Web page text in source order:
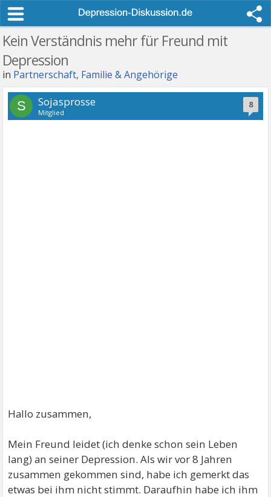
Kein Verständnis mehr für Freund mit
Depression
in Partnerschaft, Familie & Angehörige
8
S Sojasprosse
Mitglied
Hallo zusammen,
Mein Freund leidet (ich denke schon sein Leben
lang) an seiner Depression. Als wir vor 8 Jahren
zusammen gekommen sind, habe ich gemerkt das
etwas bei ihm nicht stimmt. Daraufhin habe ich ihm